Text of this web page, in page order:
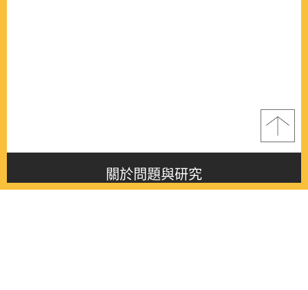
關於問題與研究
About this journal